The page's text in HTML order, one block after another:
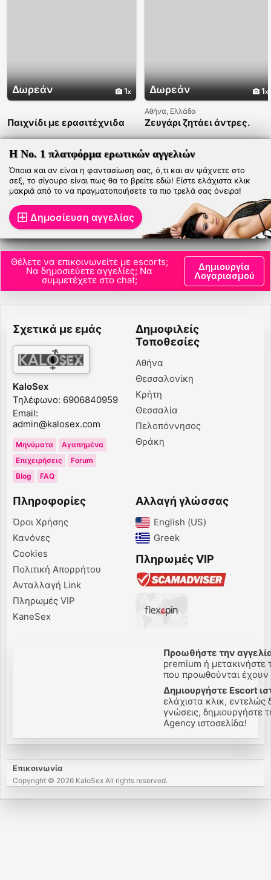
Δωρεάν 1
Παιχνίδι με ερασιτέχνιδα
Δωρεάν 1
Αθήνα, Ελλάδα
Ζευγάρι ζητάει άντρες.
Η Νο. 1 πλατφόρμα ερωτικών αγγελιών
Όποια και αν είναι η φαντασίωση σας, ό,τι και αν ψάχνετε στο
σεξ, το σίγουρο είναι πως θα το βρείτε εδώ! Είστε ελάχιστα κλικ
μακριά από το να πραγματοποιήσετε τα πιο τρελά σας όνειρα!
Δημοσίευση αγγελίας
Θέλετε να επικοινωνείτε με escorts;
Να δημοσιεύετε αγγελίες; Να
συμμετέχετε στο chat;
Δημιουργία
Λογαριασμού
Σχετικά με εμάς
KaloSex
Τηλέφωνο: 6906840959
Email:
admin@kalosex.com
Μηνύματα
Αγαπημένα
Επιχειρήσεις
Forum
Blog
FAQ
Δημοφιλείς
Τοποθεσίες
Αθήνα
Θεσσαλονίκη
Κρήτη
Θεσσαλία
Πελοπόννησος
Θράκη
Πληροφορίες
Όροι Χρήσης
Κανόνες
Cookies
Πολιτική Απορρήτου
Ανταλλαγή Link
Πληρωμές VIP
KaneSex
Αλλαγή γλώσσας
English (US)‎
Greek‎
Πληρωμές VIP
Προωθήστε την
premium ή μετακινήστε
που προωθούνται έχουν
Δημιουργήστε Escort
ελάχιστα κλικ,
γνώσεις, δημιουργήστε
Agency ιστοσελίδα!
Επικοινωνία
Copyright © 2026 KaloSex All rights reserved.